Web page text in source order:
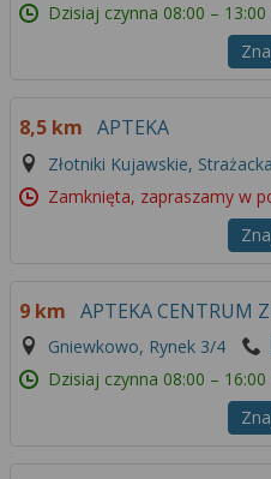
Dzisiaj czynna 08:00 – 13:00
8,5 km APTEKA
Złotniki Kujawskie,
Zamknięta, zapraszamy w
9 km APTEKA CENTRUM
Gniewkowo, Rynek 3/4
Dzisiaj czynna 08:00 – 16:00